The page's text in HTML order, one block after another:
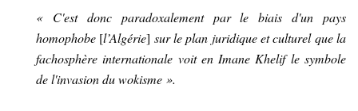
« C'est donc paradoxalement par le biais d'un pays
homophobe [l’Algérie] sur le plan juridique et culturel que la
fachosphère internationale voit en Imane Khelif le symbole
de l'invasion du wokisme ».